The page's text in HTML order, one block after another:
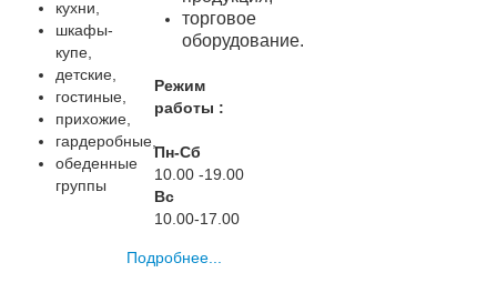
кухни,
шкафы-
купе,
детские,
гостиные,
прихожие,
гардеробные,
обеденные
группы
торговое
оборудование.
Режим
работы :
Пн-Сб
10.00 -19.00
Вс
10.00-17.00
Подробнее...